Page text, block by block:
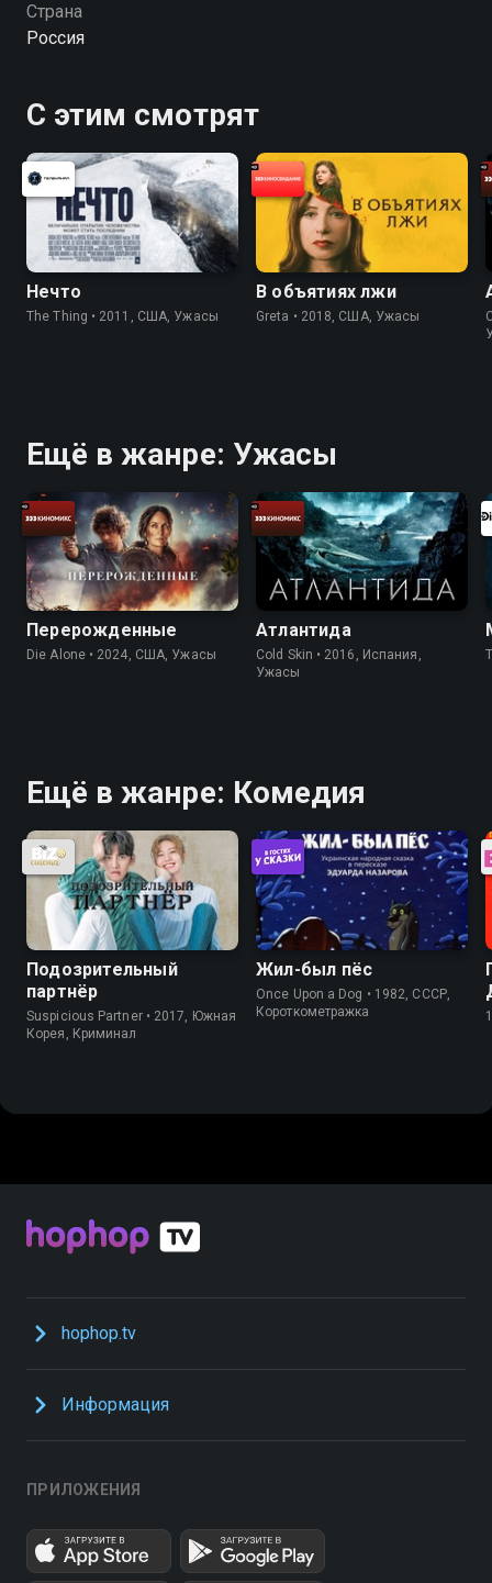
Страна
Россия
С этим смотрят
Нечто
The Thing • 2011, США, Ужасы
В объятиях лжи
Greta • 2018, США, Ужасы
Ещё в жанре: Ужасы
Перерожденные
Die Alone • 2024, США, Ужасы
Атлантида
Cold Skin • 2016, Испания,
Ужасы
Ещё в жанре: Комедия
Подозрительный
партнёр
Suspicious Partner • 2017, Южная
Корея, Криминал
Жил-был пёс
Once Upon a Dog • 1982, СССР,
Короткометражка
hophop.tv
Информация
ПРИЛОЖЕНИЯ